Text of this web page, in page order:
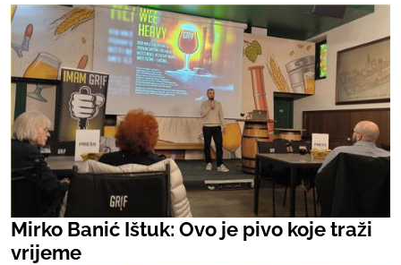
Mirko Banić Ištuk: Ovo je pivo koje traži
vrijeme